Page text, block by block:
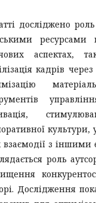
досліджено
ресурсами
аспектах,
кадрів
культури,
взаємодії з
роль
Дослідження